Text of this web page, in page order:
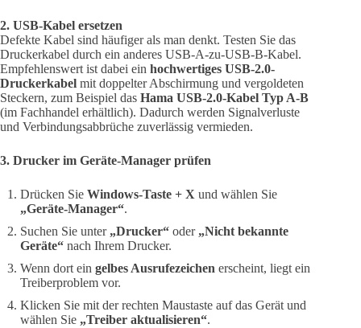
2. USB-Kabel ersetzen
Defekte Kabel sind häufiger als man denkt. Testen Sie das
Druckerkabel durch ein anderes USB-A-zu-USB-B-Kabel.
Empfehlenswert ist dabei ein hochwertiges USB-2.0-
Druckerkabel mit doppelter Abschirmung und vergoldeten
Steckern, zum Beispiel das Hama USB-2.0-Kabel Typ A-B
(im Fachhandel erhältlich). Dadurch werden Signalverluste
und Verbindungsabbrüche zuverlässig vermieden.
3. Drucker im Geräte-Manager prüfen
Drücken Sie Windows-Taste + X und wählen Sie
„Geräte-Manager“.
Suchen Sie unter „Drucker“ oder „Nicht bekannte
Geräte“ nach Ihrem Drucker.
Wenn dort ein gelbes Ausrufezeichen erscheint, liegt ein
Treiberproblem vor.
Klicken Sie mit der rechten Maustaste auf das Gerät und
wählen Sie „Treiber aktualisieren“.